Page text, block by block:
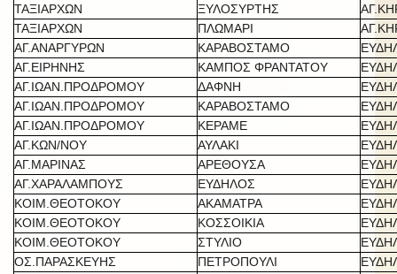
ΤΑΞΙΑΡΧΩΝ
ΞΥΛΟΣΥΡΤΗΣ
ΤΑΞΙΑΡΧΩΝ
ΠΛΩΜΑΡΙ
ΑΓ.ΑΝΑΡΓΥΡΩΝ
ΚΑΡΑΒΟΣΤΑΜΟ
ΑΓ.ΕΙΡΗΝΗΣ
ΚΑΜΠΟΣ ΦΡΑΝΤΑΤΟΥ
ΑΓ.ΙΩΑΝ.ΠΡΟΔΡΟΜΟΥ
ΔΑΦΝΗ
ΑΓ.ΙΩΑΝ.ΠΡΟΔΡΟΜΟΥ
ΚΑΡΑΒΟΣΤΑΜΟ
ΑΓ.ΙΩΑΝ.ΠΡΟΔΡΟΜΟΥ
ΚΕΡΑΜΕ
ΑΓ.ΚΩΝ/ΝΟΥ
ΑΥΛΑΚΙ
ΑΓ.ΜΑΡΙΝΑΣ
ΑΡΕΘΟΥΣΑ
ΑΓ.ΧΑΡΑΛΑΜΠΟΥΣ
ΕΥΔΗΛΟΣ
ΚΟΙΜ.ΘΕΟΤΟΚΟΥ
ΑΚΑΜΑΤΡΑ
ΚΟΙΜ.ΘΕΟΤΟΚΟΥ
ΚΟΣΣΟΙΚΙΑ
ΚΟΙΜ.ΘΕΟΤΟΚΟΥ
ΣΤΥΛΙΟ
ΟΣ.ΠΑΡΑΣΚΕΥΗΣ
ΠΕΤΡΟΠΟΥΛΙ